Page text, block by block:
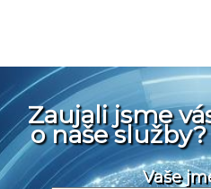
Zaujali jsme
o naše
Vaše